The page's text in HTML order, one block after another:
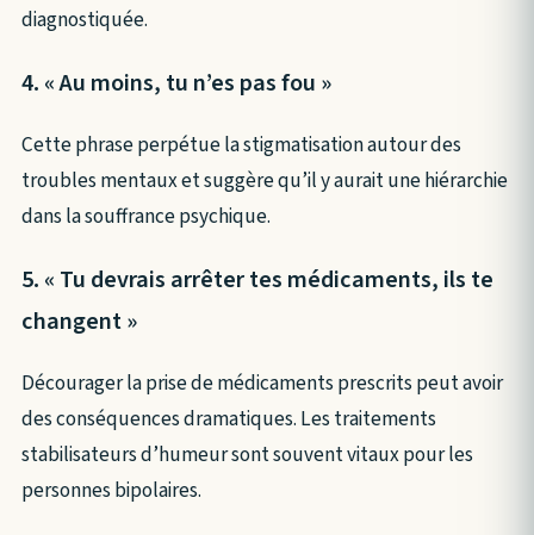
diagnostiquée.
4. « Au moins, tu n’es pas fou »
Cette phrase perpétue la stigmatisation autour des
troubles mentaux et suggère qu’il y aurait une hiérarchie
dans la souffrance psychique.
5. « Tu devrais arrêter tes médicaments, ils te
changent »
Décourager la prise de médicaments prescrits peut avoir
des conséquences dramatiques. Les traitements
stabilisateurs d’humeur sont souvent vitaux pour les
personnes bipolaires.